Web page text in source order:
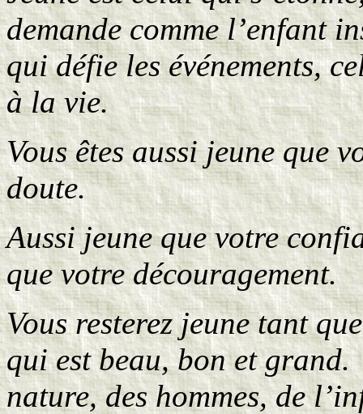
demande comme l’enfant
qui défie les événements,
à la vie.
Vous êtes aussi jeune que
doute.
Aussi jeune que votre
que votre découragement.
Vous resterez jeune tant
qui est beau, bon et grand.
nature, des hommes, de